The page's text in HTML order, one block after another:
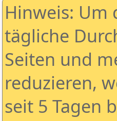
Hinweis: Um
tägliche
Seiten und
reduzieren,
seit 5 Tagen